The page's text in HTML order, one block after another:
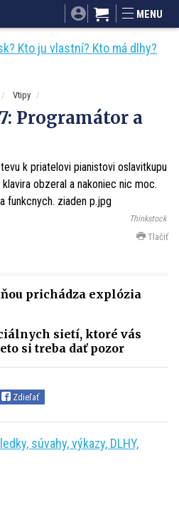
Mnamky-recepty.sk
MENU
Kto ju vlastní? Kto má dlhy?
Vtipy
Programátor a
Thinkstock
Tlačiť
prichádza explózia
sietí, ktoré vás
si treba dať pozor
Zdieľať
súvahy, výkazy, DLHY,